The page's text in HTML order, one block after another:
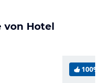
von Hotel
100%